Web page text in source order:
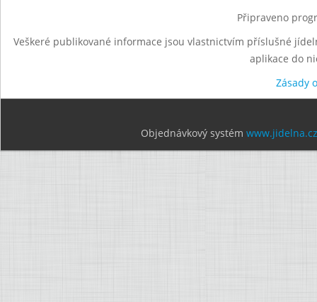
Připraveno
Veškeré publikované informace jsou vlastnictvím příslušné
aplikace do
Zásady
Objednávkový systém www.jidelna.cz